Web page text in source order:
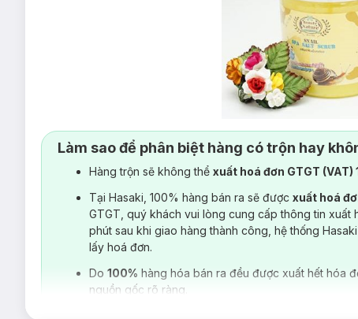
Làm sao để phân biệt hàng có trộn hay
Hàng trộn sẽ không thể xuất hoá đơn GTGT (VAT)
Tại Hasaki, 100% hàng bán ra sẽ được xuất hoá
GTGT, quý khách vui lòng cung cấp thông tin
phút sau khi giao hàng thành công, hệ thống
lấy hoá đơn.
Do 100% hàng hóa bán ra đều được xuất hết hóa
nguồn gốc rõ ràng.